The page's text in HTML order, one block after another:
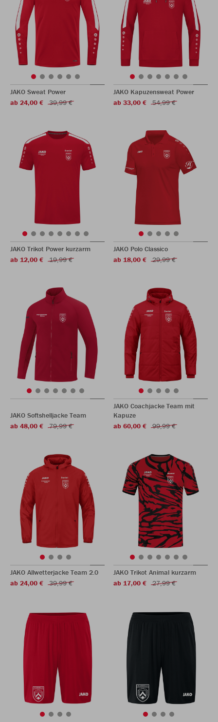
JAKO Sweat Power
ab 24,00 €
39,99 €
JAKO Kapuzensweat Power
ab 33,00 €
54,99 €
JAKO Trikot Power kurzarm
ab 12,00 €
19,99 €
JAKO Polo Classico
ab 18,00 €
29,99 €
JAKO Softshelljacke Team
ab 48,00 €
79,99 €
JAKO Coachjacke Team mit
Kapuze
ab 60,00 €
99,99 €
JAKO Allwetterjacke Team 2.0
ab 24,00 €
39,99 €
JAKO Trikot Animal kurzarm
ab 17,00 €
27,99 €